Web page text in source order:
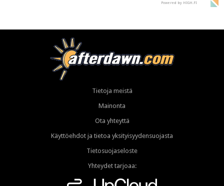
Powered by HIGH.FI
Tietoja meistä
Mainonta
Ota yhteyttä
Käyttöehdot ja tietoa yksityisyydensuojasta
Tietosuojaseloste
Yhteydet tarjoaa: